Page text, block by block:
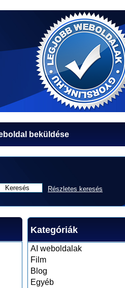
beküldése
Részletes keresés
Kategóriák
AI weboldalak
Film
Blog
Egyéb